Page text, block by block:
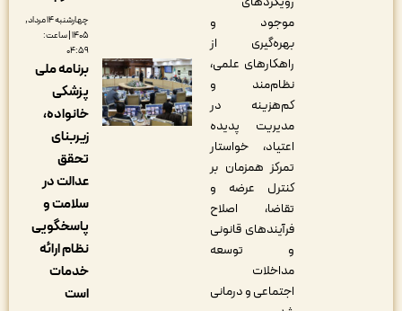
موجود و
بهره‌گیری از
راهکارهای علمی،
نظام‌مند و
کم‌هزینه در
مدیریت پدیده
اعتیاد، خواستار
تمرکز همزمان بر
کنترل عرضه و
تقاضا، اصلاح
فرآیندهای قانونی
و توسعه
مداخلات
اجتماعی و درمانی
چهارشنبه ۱۴ مرداد,
۱۴۰۵ | ساعت:
برنامه ملی
پزشکی
خانواده،
عدالت در
سلامت و
پاسخگویی
نظام ارائه